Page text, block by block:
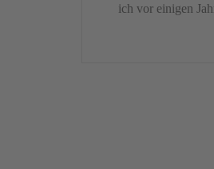
ich vor einigen